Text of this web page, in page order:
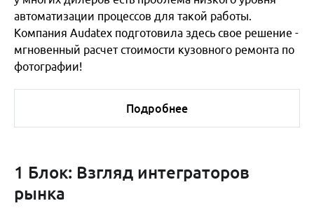
автоматизации процессов для такой работы.
Компания Audatex подготовила здесь свое решение -
мгновенный расчет стоимости кузовного ремонта по
фотографии!
Подробнее
Взгляд страховых компаний
1. Олег Леждей - Начальник отдела организации
1 Блок: Взгляд интеграторов
рынка